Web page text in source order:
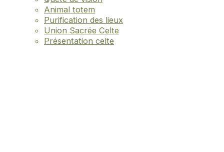
Animal totem
Purification des lieux
Union Sacrée Celte
Présentation celte